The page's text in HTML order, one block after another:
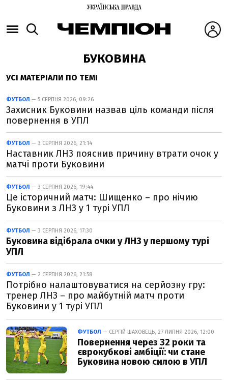
БУКОВИНА
УСІ МАТЕРІАЛИ ПО ТЕМІ
ФУТБОЛ — 5 СЕРПНЯ 2026, 09:26
Захисник Буковини назвав ціль команди після
повернення в УПЛ
ФУТБОЛ — 3 СЕРПНЯ 2026, 21:14
Наставник ЛНЗ пояснив причину втрати очок у
матчі проти Буковини
ФУТБОЛ — 3 СЕРПНЯ 2026, 19:44
Це історичний матч: Шищенко – про нічию
Буковини з ЛНЗ у 1 турі УПЛ
ФУТБОЛ — 3 СЕРПНЯ 2026, 17:30
Буковина відібрала очки у ЛНЗ у першому турі
УПЛ
ФУТБОЛ — 2 СЕРПНЯ 2026, 21:58
Потрібно налаштовуватися на серйозну гру:
тренер ЛНЗ – про майбутній матч проти
Буковини у 1 турі УПЛ
ФУТБОЛ — СЕРГІЙ ШАХОВЕЦЬ, 27 ЛИПНЯ 2026, 12:00
Повернення через 32 роки та
єврокубкові амбіції: чи стане
Буковина новою силою в УПЛ